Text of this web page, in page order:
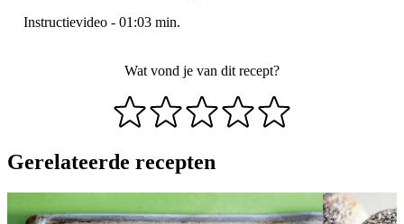
Instructievideo - 01:03 min.
Wat vond je van dit recept?
Gerelateerde recepten